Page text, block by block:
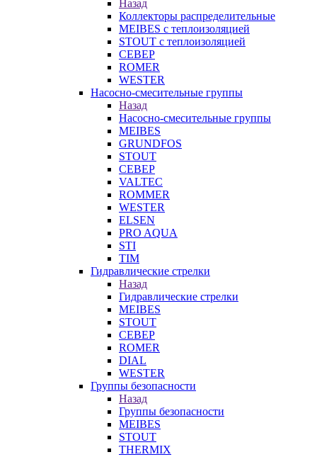
Назад
Коллекторы распределительные
MEIBES с теплоизоляцией
STOUT с теплоизоляцией
СЕВЕР
ROMER
WESTER
Насосно-смесительные группы
Назад
Насосно-смесительные группы
MEIBES
GRUNDFOS
STOUT
СЕВЕР
VALTEC
ROMMER
WESTER
ELSEN
PRO AQUA
STI
TIM
Гидравлические стрелки
Назад
Гидравлические стрелки
MEIBES
STOUT
СЕВЕР
ROMER
DIAL
WESTER
Группы безопасности
Назад
Группы безопасности
MEIBES
STOUT
THERMIX